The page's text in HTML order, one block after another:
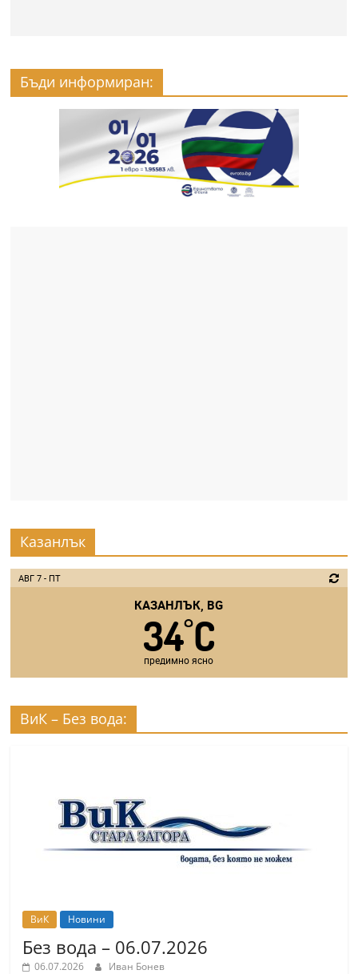
Бъди информиран:
Казанлък
АВГ 7 - ПТ
КАЗАНЛЪК, BG
34°C
предимно ясно
ВиК – Без вода:
ВиК Новини
Без вода – 06.07.2026
06.07.2026 Иван Бонев